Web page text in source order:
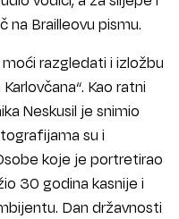
na Brailleovu pismu.
razgledati i izložbu
Kao ratni
Neskusil je snimio
su i
koje je portretirao
30 godina kasnije i
Dan državnosti